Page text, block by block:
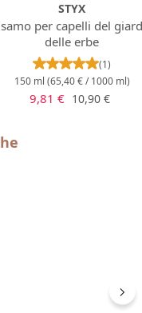
su 5 stelle
STYX
per capelli del
delle erbe
Valutazione
(1)
150 ml (65,40 € / 1000 ml)
Prezzo di vendita:
9,81 € Prezzo
10,90 €